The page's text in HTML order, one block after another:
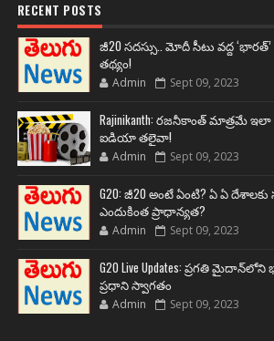
RECENT POSTS
జీ20 సదస్సు.. మోదీ సీటు వద్ద
తథ్యం!
Admin Sept 09, 2023
Rajinikanth: రజనీకాంత్ మాత్రమే
ఐడియా తలైవా!
Admin Sept 09, 2023
G20: జీ20 అంటే ఏంటి? ఏ ఏ దేశాలకు
ఎందుకింత ప్రాధాన్యత?
Admin Sept 09, 2023
G20 Live Updates: ప్రగతి
ప్రధాని స్వాగతం
Admin Sept 09, 2023